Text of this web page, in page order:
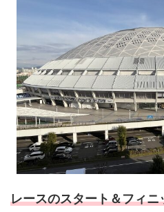
レースのスタート＆フィニ